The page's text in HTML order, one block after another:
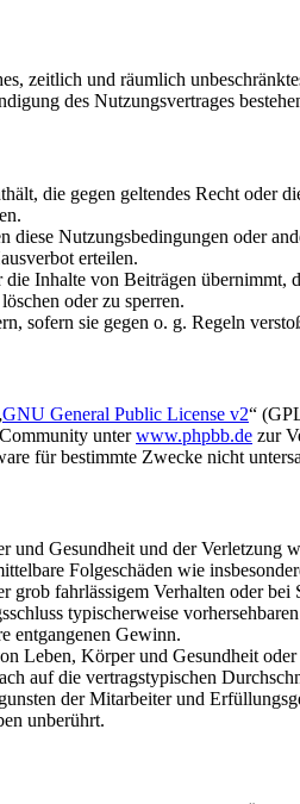
zeitlich und räumlich
des Nutzungsvertrages
die gegen geltendes Recht oder
diese Nutzungsbedingungen oder
erteilen.
Inhalte von Beiträgen übernimmt,
oder zu sperren.
sofern sie gegen o. g. Regeln
GNU General Public License v2“
unterwww.phpbb.de zur
für bestimmte Zwecke nicht
Gesundheit und der
Folgeschäden wie
fahrlässigem Verhalten oder
typischerweise
entgangenen Gewinn.
Leben, Körper und Gesundheit
auf die vertragstypischen
der Mitarbeiter und
unberührt.